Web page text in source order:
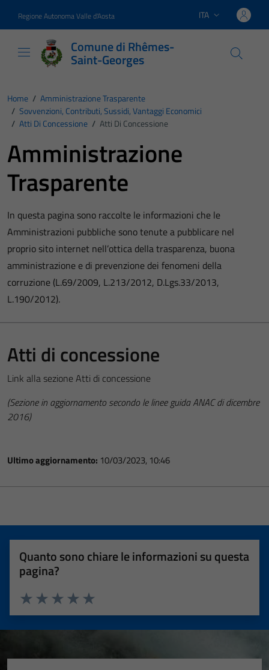
Regione Autonoma Valle d'Aosta Lingua attiva:
ITA
Comune di Rhêmes-
Saint-Georges
Home / Amministrazione Trasparente
/ Sovvenzioni, Contributi, Sussidi, Vantaggi Economici
/ Atti Di Concessione / Atti Di Concessione
Amministrazione
Trasparente
In questa pagina sono raccolte le informazioni che le
Amministrazioni pubbliche sono tenute a pubblicare nel
proprio sito internet nell’ottica della trasparenza, buona
amministrazione e di prevenzione dei fenomeni della
corruzione (L.69/2009, L.213/2012, D.Lgs.33/2013,
L.190/2012).
Atti di concessione
Link alla sezione Atti di concessione
(Sezione in aggiornamento secondo le linee guida ANAC di dicembre
2016)
Ultimo aggiornamento: 10/03/2023, 10:46
Quanto sono chiare le informazioni su questa
pagina?
Valuta 5 stelle su 5
Valuta 4 stelle su 5
Valuta 3 stelle su 5
Valuta 2 stelle su 5
Valuta 1 stelle su 5